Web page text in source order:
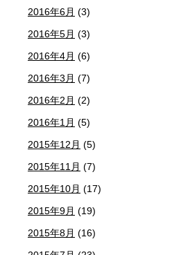
2016年6月 (3)
2016年5月 (3)
2016年4月 (6)
2016年3月 (7)
2016年2月 (2)
2016年1月 (5)
2015年12月 (5)
2015年11月 (7)
2015年10月 (17)
2015年9月 (19)
2015年8月 (16)